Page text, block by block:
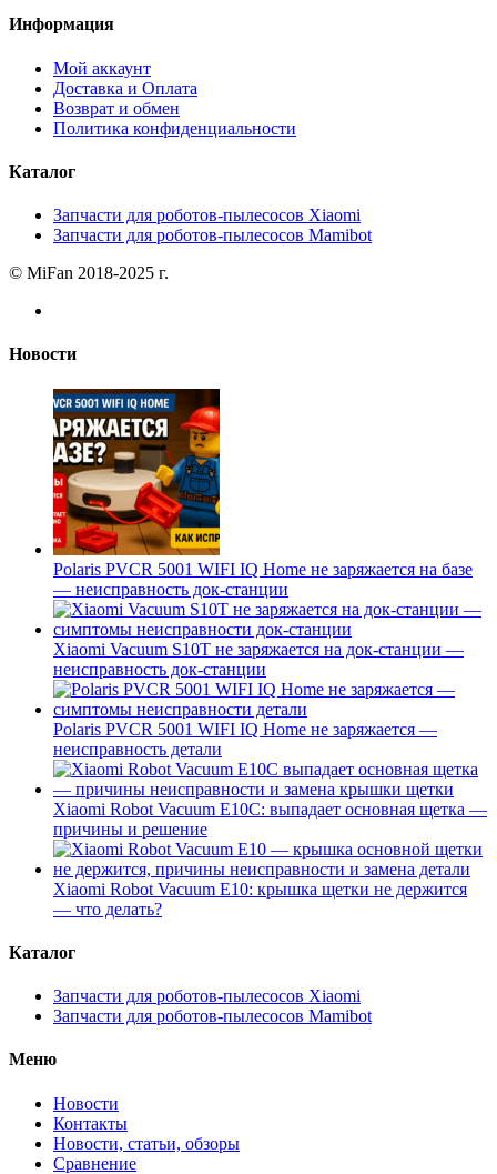
Информация
Мой аккаунт
Доставка и Оплата
Возврат и обмен
Политика конфиденциальности
Каталог
Запчасти для роботов-пылесосов Xiaomi
Запчасти для роботов-пылесосов Mamibot
© MiFan 2018-2025 г.
Новости
Polaris PVCR 5001 WIFI IQ Home не заряжается на базе
— неисправность док-станции
Xiaomi Vacuum S10T не заряжается на док-станции —
неисправность док-станции
Polaris PVCR 5001 WIFI IQ Home не заряжается —
неисправность детали
Xiaomi Robot Vacuum E10C: выпадает основная щетка —
причины и решение
Xiaomi Robot Vacuum E10: крышка щетки не держится
— что делать?
Каталог
Запчасти для роботов-пылесосов Xiaomi
Запчасти для роботов-пылесосов Mamibot
Меню
Новости
Контакты
Новости, статьи, обзоры
Сравнение